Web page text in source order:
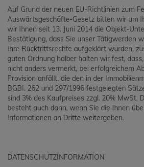
Auf Grund der neuen EU-Richtlinien zum
Auswärtsgeschäfte-Gesetz bitten wir um
wir Ihnen seit 13. Juni 2014 die Objekt-
Bestätigung, dass Sie unser Tätigwerden
Ihre Rücktrittsrechte aufgeklärt wurden,
guten Ordnung halber halten wir fest,
nicht anders vermerkt, bei erfolgreichem
Provision anfällt, die den in der
BGBI. 262 und 297/1996 festgelegten
sind 3% des Kaufpreises zzgl. 20% MwSt.
besteht auch dann, wenn Sie die Ihnen
Informationen an Dritte weitergeben.
DATENSCHUTZINFORMATION